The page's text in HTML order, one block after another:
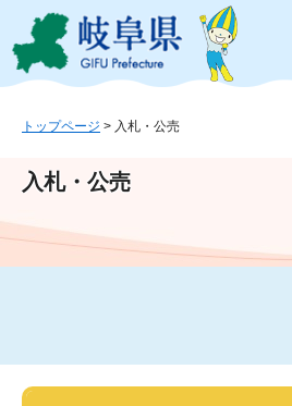
ジ
ュ
文
このページの本文
トップページ > 入札・公売
入札・公売